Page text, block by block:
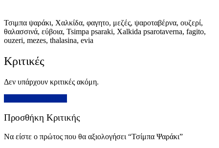
Τσιμπα ψαράκι, Χαλκίδα, φαγητο, μεζές, ψαροταβέρνα, ουζερί,
θαλασσινά, εύβοια, Tsimpa psaraki, Xalkida psarotaverna, fagito,
ouzeri, mezes, thalasina, evia
Κριτικές
Δεν υπάρχουν κριτικές ακόμη.
Προσθήκη Κριτικής
Να είστε ο πρώτος που θα αξιολογήσει “Τσίμπα Ψαράκι”